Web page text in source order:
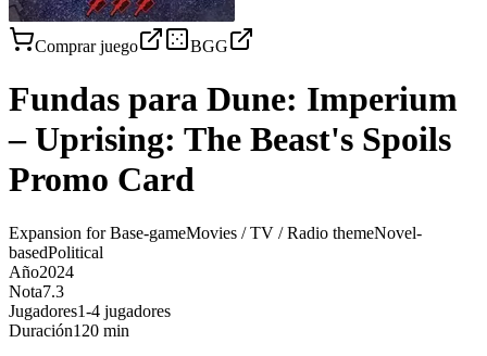
Comprar juego BGG
Fundas para Dune: Imperium
– Uprising: The Beast's Spoils
Promo Card
Expansion for Base-gameMovies / TV / Radio themeNovel-
basedPolitical
Año2024
Nota7.3
Jugadores1-4 jugadores
Duración120 min